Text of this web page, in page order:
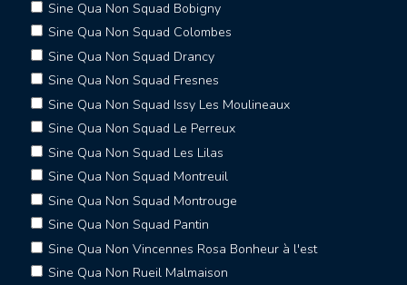
Sine Qua Non Squad Bobigny
Sine Qua Non Squad Colombes
Sine Qua Non Squad Drancy
Sine Qua Non Squad Fresnes
Sine Qua Non Squad Issy Les Moulineaux
Sine Qua Non Squad Le Perreux
Sine Qua Non Squad Les Lilas
Sine Qua Non Squad Montreuil
Sine Qua Non Squad Montrouge
Sine Qua Non Squad Pantin
Sine Qua Non Vincennes Rosa Bonheur à l'est
Sine Qua Non Rueil Malmaison